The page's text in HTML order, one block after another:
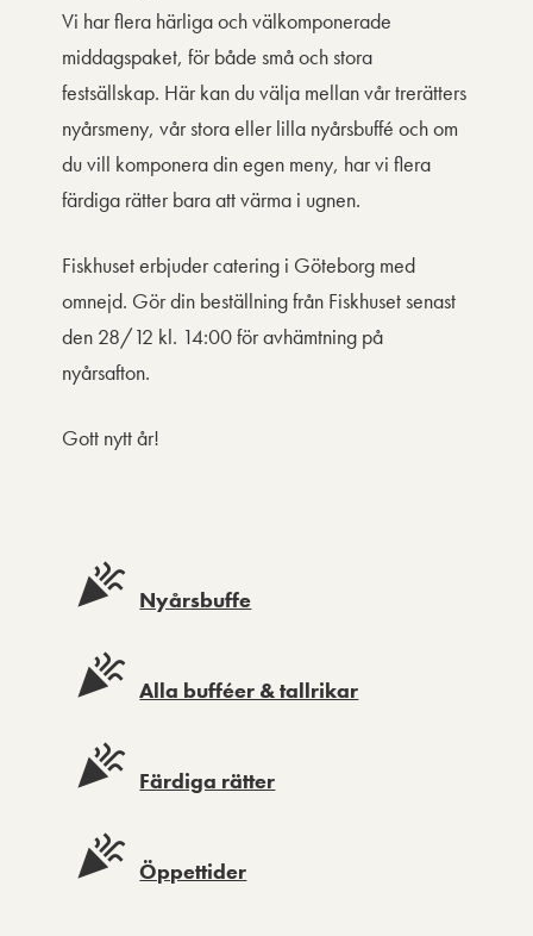
Vi har flera härliga och välkomponerade
middagspaket, för både små och stora
festsällskap. Här kan du välja mellan vår trerätters
nyårsmeny, vår stora eller lilla nyårsbuffé och om
du vill komponera din egen meny, har vi flera
färdiga rätter bara att värma i ugnen.
Fiskhuset erbjuder catering i Göteborg med
omnejd. Gör din beställning från Fiskhuset senast
den 28/12 kl. 14:00 för avhämtning på
nyårsafton.
Gott nytt år!
Nyårsbuffe
Alla bufféer & tallrikar
Färdiga rätter
Öppettider